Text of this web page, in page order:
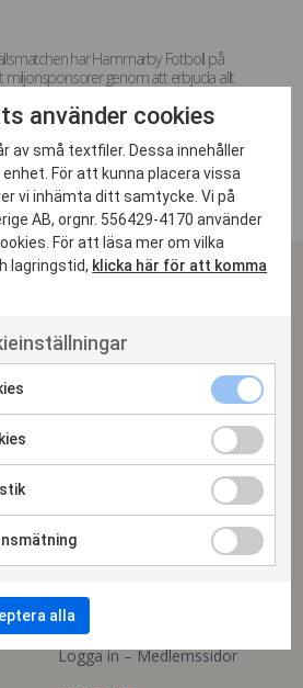
har Hammarby Fotboll på
miljonsponsorer genom att erbjuda allt
har man istället skapat ett ramverk för
för ökad sysselsättning, minskad
i sitt upptagningsområde – Söderort.
50
Bli medlem
Medlemsregister
Logga in – Medlemssidor
använder cookies
av små textfiler. Dessa innehåller
För att kunna placera vissa
vi inhämta ditt samtycke. Vi på
AB, orgnr. 556429-4170 använder
För att läsa mer om vilka
lagringstid, klicka här för att komma
alla